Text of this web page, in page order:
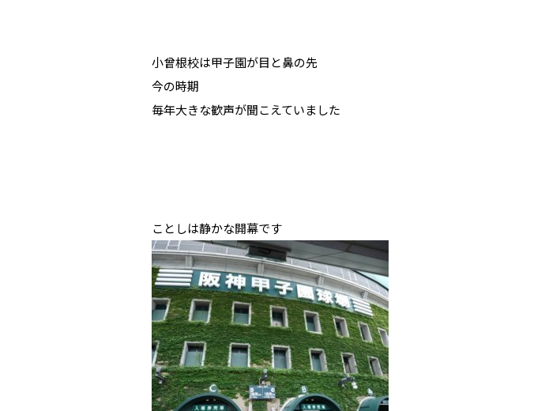
小曾根校は甲子園が目と鼻の先
今の時期
毎年大きな歓声が聞こえていました
ことしは静かな開幕です